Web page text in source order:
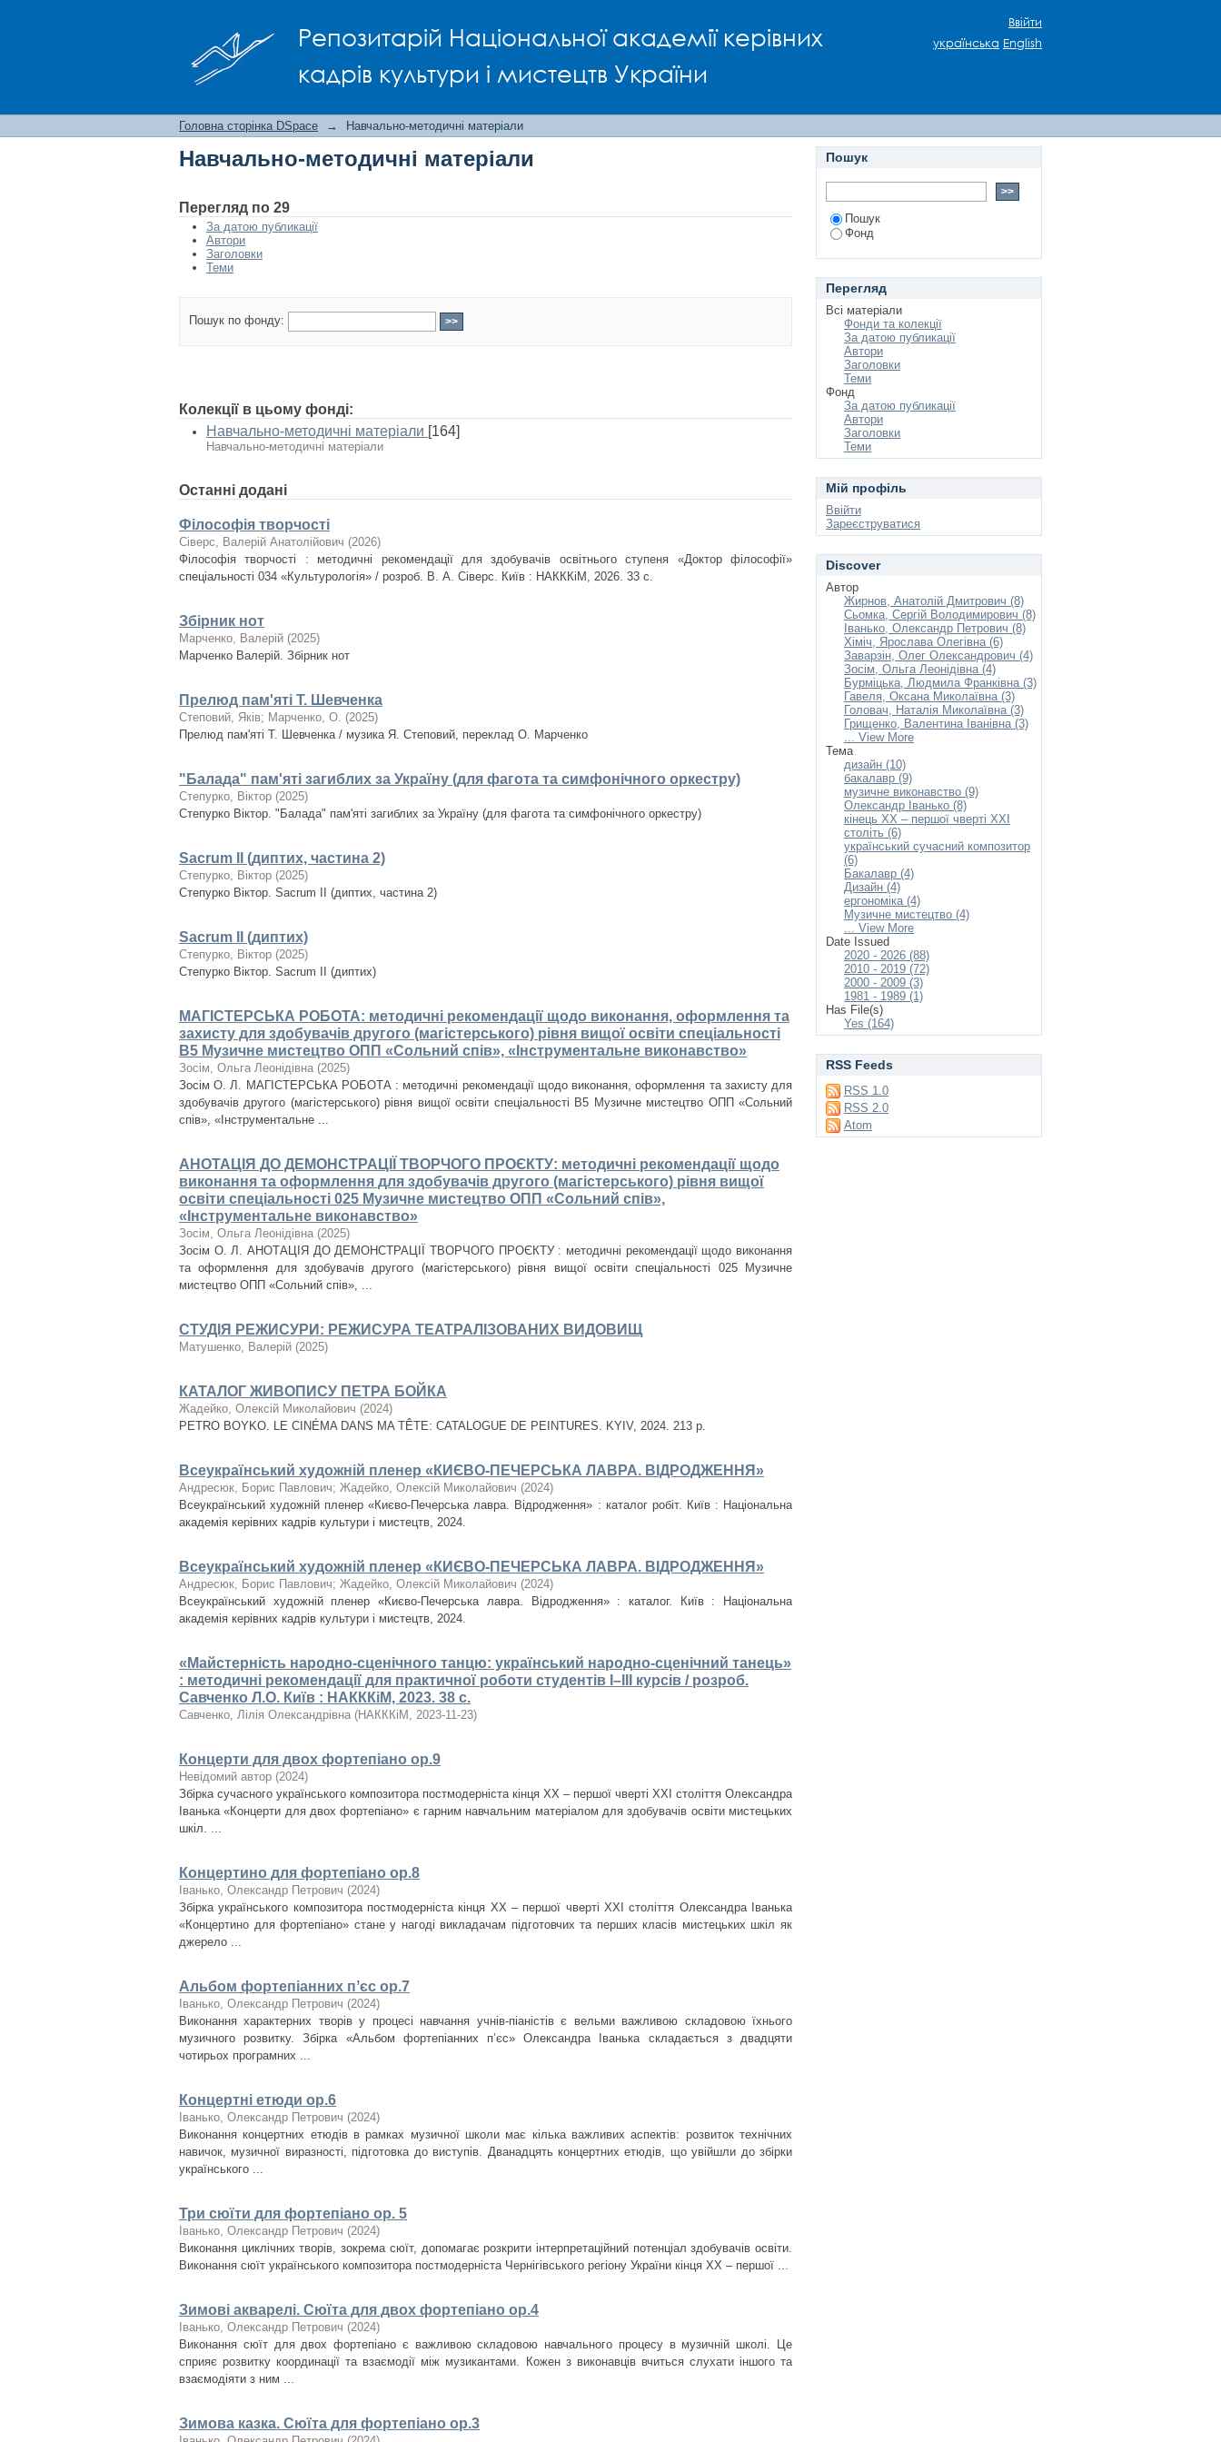
Репозитарій Національної академії керівних
кадрів культури і мистецтв України
Ввійти
українська English
Головна сторінка DSpace → Навчально-методичні матеріали
Навчально-методичні матеріали
Перегляд по 29
За датою публикації
Автори
Заголовки
Теми
Пошук по фонду:
Колекції в цьому фонді:
Навчально-методичні матеріали [164]
Навчально-методичні матеріали
Останні додані
Філософія творчості
Сіверс, Валерій Анатолійович (2026)
Філософія творчості : методичні рекомендації для здобувачів освітнього ступеня «Доктор філософії»
спеціальності 034 «Культурологія» / розроб. В. А. Сіверс. Київ : НАКККіМ, 2026. 33 с.
Збірник нот
Марченко, Валерій (2025)
Марченко Валерій. Збірник нот
Прелюд пам'яті Т. Шевченка
Степовий, Яків; Марченко, О. (2025)
Прелюд пам'яті Т. Шевченка / музика Я. Степовий, переклад О. Марченко
"Балада" пам'яті загиблих за Україну (для фагота та симфонічного оркестру)
Степурко, Віктор (2025)
Степурко Віктор. "Балада" пам'яті загиблих за Україну (для фагота та симфонічного оркестру)
Sacrum II (диптих, частина 2)
Степурко, Віктор (2025)
Степурко Віктор. Sacrum ІІ (диптих, частина 2)
Sacrum II (диптих)
Степурко, Віктор (2025)
Степурко Віктор. Sacrum II (диптих)
МАГІСТЕРСЬКА РОБОТА: методичні рекомендації щодо виконання, оформлення та
захисту для здобувачів другого (магістерського) рівня вищої освіти спеціальності
В5 Музичне мистецтво ОПП «Сольний спів», «Інструментальне виконавство»
Зосім, Ольга Леонідівна (2025)
Зосім О. Л. МАГІСТЕРСЬКА РОБОТА : методичні рекомендації щодо виконання, оформлення та захисту для
здобувачів другого (магістерського) рівня вищої освіти спеціальності В5 Музичне мистецтво ОПП «Сольний
спів», «Інструментальне ...
АНОТАЦІЯ ДО ДЕМОНСТРАЦІЇ ТВОРЧОГО ПРОЄКТУ: методичні рекомендації щодо
виконання та оформлення для здобувачів другого (магістерського) рівня вищої
освіти спеціальності 025 Музичне мистецтво ОПП «Сольний спів»,
«Інструментальне виконавство»
Зосім, Ольга Леонідівна (2025)
Зосім О. Л. АНОТАЦІЯ ДО ДЕМОНСТРАЦІЇ ТВОРЧОГО ПРОЄКТУ : методичні рекомендації щодо виконання
та оформлення для здобувачів другого (магістерського) рівня вищої освіти спеціальності 025 Музичне
мистецтво ОПП «Сольний спів», ...
СТУДІЯ РЕЖИСУРИ: РЕЖИСУРА ТЕАТРАЛІЗОВАНИХ ВИДОВИЩ
Матушенко, Валерій (2025)
КАТАЛОГ ЖИВОПИСУ ПЕТРА БОЙКА
Жадейко, Олексій Миколайович (2024)
PETRO BOYKO. LE CINÉMA DANS MA TÊTE: CATALOGUE DE PEINTURES. KYIV, 2024. 213 р.
Всеукраїнський художній пленер «КИЄВО-ПЕЧЕРСЬКА ЛАВРА. ВІДРОДЖЕННЯ»
Андресюк, Борис Павлович; Жадейко, Олексій Миколайович (2024)
Всеукраїнський художній пленер «Києво-Печерська лавра. Відродження» : каталог робіт. Київ : Національна
академія керівних кадрів культури і мистецтв, 2024.
Всеукраїнський художній пленер «КИЄВО-ПЕЧЕРСЬКА ЛАВРА. ВІДРОДЖЕННЯ»
Андресюк, Борис Павлович; Жадейко, Олексій Миколайович (2024)
Всеукраїнський художній пленер «Києво-Печерська лавра. Відродження» : каталог. Київ : Національна
академія керівних кадрів культури і мистецтв, 2024.
«Майстерність народно-сценічного танцю: український народно-сценічний танець»
: методичні рекомендації для практичної роботи студентів І–IІІ курсів / розроб.
Савченко Л.О. Київ : НАКККіМ, 2023. 38 с.
Савченко, Лілія Олександрівна (НАКККіМ , 2023-11-23)
Концерти для двох фортепіано ор.9
Невідомий автор (2024)
Збірка сучасного українського композитора постмодерніста кінця ХХ – першої чверті ХХІ століття Олександра
Іванька «Концерти для двох фортепіано» є гарним навчальним матеріалом для здобувачів освіти мистецьких
шкіл. ...
Концертино для фортепіано ор.8
Іванько, Олександр Петрович (2024)
Збірка українського композитора постмодерніста кінця ХХ – першої чверті ХХІ століття Олександра Іванька
«Концертино для фортепіано» стане у нагоді викладачам підготовчих та перших класів мистецьких шкіл як
джерело ...
Альбом фортепіанних пʼєс ор.7
Іванько, Олександр Петрович (2024)
Виконання характерних творів у процесі навчання учнів-піаністів є вельми важливою складовою їхнього
музичного розвитку. Збірка «Альбом фортепіанних пʼєс» Олександра Іванька складається з двадцяти
чотирьох програмних ...
Концертні етюди ор.6
Іванько, Олександр Петрович (2024)
Виконання концертних етюдів в рамках музичної школи має кілька важливих аспектів: розвиток технічних
навичок, музичної виразності, підготовка до виступів. Дванадцять концертних етюдів, що увійшли до збірки
українського ...
Три сюїти для фортепіано ор. 5
Іванько, Олександр Петрович (2024)
Виконання циклічних творів, зокрема сюїт, допомагає розкрити інтерпретаційний потенціал здобувачів освіти.
Виконання сюїт українського композитора постмодерніста Чернігівського регіону України кінця ХХ – першої ...
Зимові акварелі. Сюїта для двох фортепіано ор.4
Іванько, Олександр Петрович (2024)
Виконання сюїт для двох фортепіано є важливою складовою навчального процесу в музичній школі. Це
сприяє розвитку координації та взаємодії між музикантами. Кожен з виконавців вчиться слухати іншого та
взаємодіяти з ним ...
Зимова казка. Сюїта для фортепіано ор.3
Пошук
Пошук
Фонд
Перегляд
Всі матеріали
Фонди та колекції
За датою публикації
Автори
Заголовки
Теми
Фонд
За датою публикації
Автори
Заголовки
Теми
Мій профіль
Ввійти
Зареєструватися
Discover
Автор
Жирнов, Анатолій Дмитрович (8)
Сьомка, Сергій Володимирович (8)
Іванько, Олександр Петрович (8)
Хіміч, Ярослава Олегівна (6)
Заварзін, Олег Олександрович (4)
Зосім, Ольга Леонідівна (4)
Бурміцька, Людмила Франківна (3)
Гавеля, Оксана Миколаївна (3)
Головач, Наталія Миколаївна (3)
Грищенко, Валентина Іванівна (3)
... View More
Тема
дизайн (10)
бакалавр (9)
музичне виконавство (9)
Олександр Іванько (8)
кінець ХХ – першої чверті ХХІ
століть (6)
український сучасний композитор
(6)
Бакалавр (4)
Дизайн (4)
ергономіка (4)
Музичне мистецтво (4)
... View More
Date Issued
2020 - 2026 (88)
2010 - 2019 (72)
2000 - 2009 (3)
1981 - 1989 (1)
Has File(s)
Yes (164)
RSS Feeds
RSS 1.0
RSS 2.0
Atom